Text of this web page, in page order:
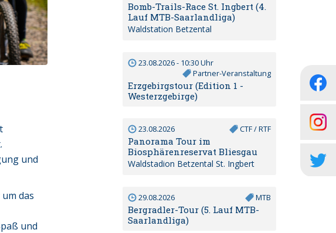
und
das
und
Bomb-Trails-Race St. Ingbert (4.
Lauf MTB-Saarlandliga)
Waldstation Betzental
23.08.2026 - 10:30 Uhr
Partner-Veranstaltung
Erzgebirgstour (Edition 1 -
Westerzgebirge)
23.08.2026 CTF / RTF
Panorama Tour im
Biosphärenreservat Bliesgau
Waldstadion Betzental St. Ingbert
29.08.2026 MTB
Bergradler-Tour (5. Lauf MTB-
Saarlandliga)